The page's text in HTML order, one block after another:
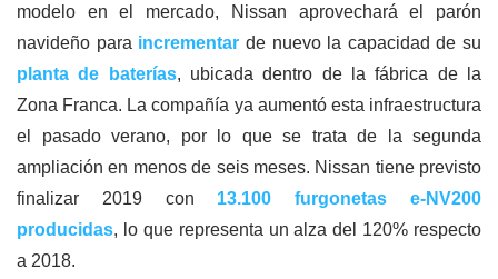
modelo en el mercado, Nissan aprovechará el parón
navideño para incrementar de nuevo la capacidad de su
planta de baterías, ubicada dentro de la fábrica de la
Zona Franca. La compañía ya aumentó esta infraestructura
el pasado verano, por lo que se trata de la segunda
ampliación en menos de seis meses. Nissan tiene previsto
finalizar 2019 con 13.100 furgonetas e-NV200
producidas, lo que representa un alza del 120% respecto
a 2018.